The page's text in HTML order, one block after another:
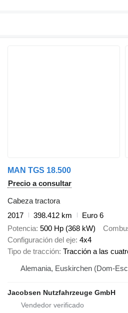
MAN TGS 18.500
Precio a consultar
Cabeza tractora
2017
398.412 km
Euro 6
Potencia 500 Hp (368 kW)
Configuración del eje 4x4
Tipo de tracción Tracción a las
Alemania, Euskirchen (Dom-
Jacobsen Nutzfahrzeuge GmbH